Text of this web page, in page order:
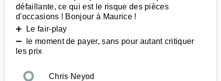
défaillante, ce qui est le risque des pièces
d'occasions ! Bonjour à Maurice !
➕ Le fair-play
➖ le moment de payer, sans pour autant critiquer
les prix
Chris Neyod